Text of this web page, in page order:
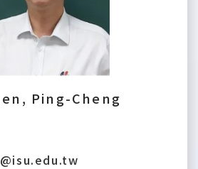
Ping-Cheng